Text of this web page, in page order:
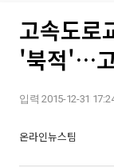
고속도로
'북적'…
입력 2015-12-31
온라인뉴스팀